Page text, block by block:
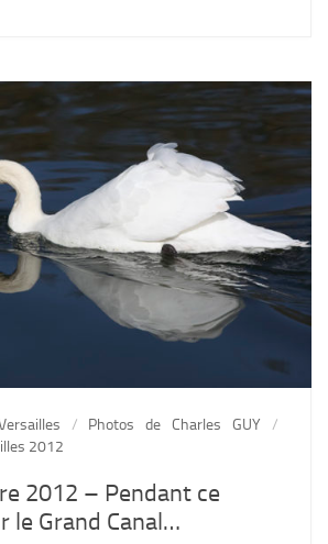
/ Photos de Charles GUY /
2012
2012 – Pendant ce
le Grand Canal…